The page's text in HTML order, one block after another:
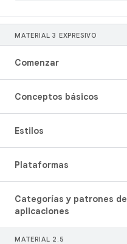
MATERIAL 3 EXPRESIVO
Comenzar
Conceptos básicos
Estilos
Plataformas
Categorías y patrones de
aplicaciones
MATERIAL 2 . 5